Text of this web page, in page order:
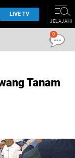
LIVE TV
JELAJAHI
Tanam
0